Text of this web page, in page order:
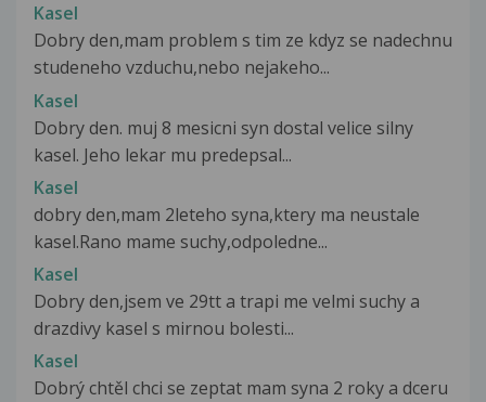
Kasel
Dobry den,mam problem s tim ze kdyz se nadechnu
studeneho vzduchu,nebo nejakeho...
Kasel
Dobry den. muj 8 mesicni syn dostal velice silny
kasel. Jeho lekar mu predepsal...
Kasel
dobry den,mam 2leteho syna,ktery ma neustale
kasel.Rano mame suchy,odpoledne...
Kasel
Dobry den,jsem ve 29tt a trapi me velmi suchy a
drazdivy kasel s mirnou bolesti...
Kasel
Dobrý chtěl chci se zeptat mam syna 2 roky a dceru